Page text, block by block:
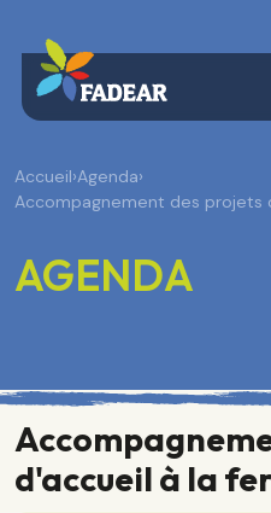
Accueil›Agenda›
Accompagnement des projets
AGENDA
d'accueil à la